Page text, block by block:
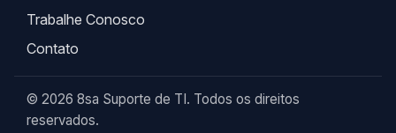
Trabalhe Conosco
Contato
© 2026 8sa Suporte de TI. Todos os direitos
reservados.